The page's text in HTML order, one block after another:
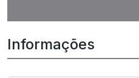
Informações